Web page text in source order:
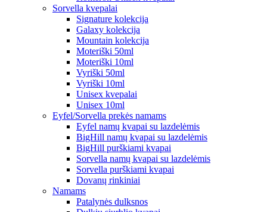
Sorvella kvepalai
Signature kolekcija
Galaxy kolekcija
Mountain kolekcija
Moteriški 50ml
Moteriški 10ml
Vyriški 50ml
Vyriški 10ml
Unisex kvepalai
Unisex 10ml
Eyfel/Sorvella prekės namams
Eyfel namų kvapai su lazdelėmis
BigHill namų kvapai su lazdelėmis
BigHill purškiami kvapai
Sorvella namų kvapai su lazdelėmis
Sorvella purškiami kvapai
Dovanų rinkiniai
Namams
Patalynės dulksnos